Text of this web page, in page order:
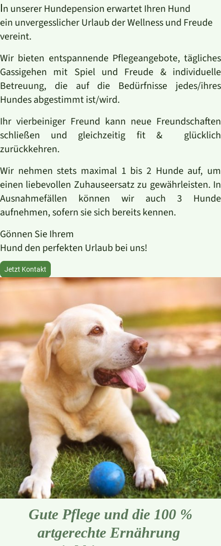
In unserer Hundepension erwartet Ihren Hund
ein unvergesslicher Urlaub der Wellness und Freude
vereint.
Wir bieten entspannende Pflegeangebote, tägliches
Gassigehen mit Spiel und Freude & individuelle
Betreuung, die auf die Bedürfnisse jedes/ihres
Hundes abgestimmt ist/wird.
Ihr vierbeiniger Freund kann neue Freundschaften
schließen und gleichzeitig fit & glücklich
zurückkehren.
Wir nehmen stets maximal 1 bis 2 Hunde auf, um
einen liebevollen Zuhauseersatz zu gewährleisten. In
Ausnahmefällen können wir auch 3 Hunde
aufnehmen, sofern sie sich bereits kennen.
Gönnen Sie Ihrem
Hund den perfekten Urlaub bei uns!
Jetzt Kontakt
Gute Pflege und die 100 %
artgerechte Ernährung